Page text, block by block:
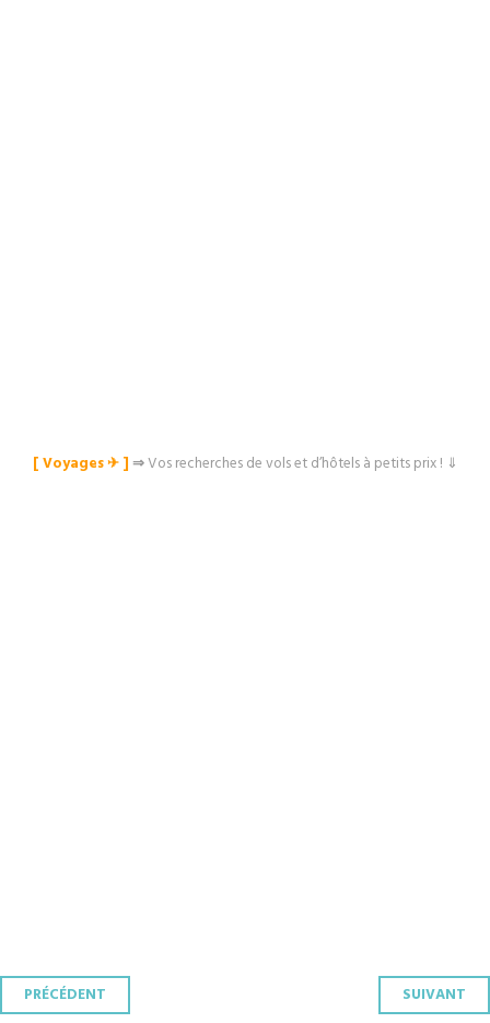
[ Voyages ✈︎ ]⇒Vos recherches de vols et d’hôtels à petits prix ! ⇓
Navigation
PRÉCÉDENT SUIVANT